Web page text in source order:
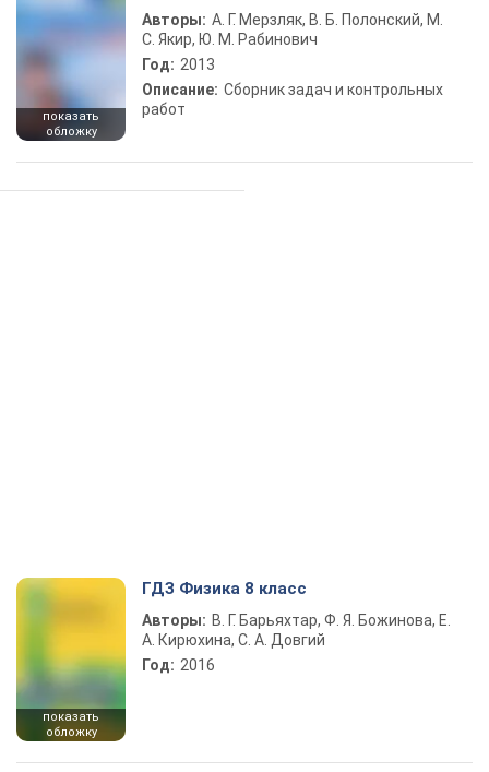
показать
обложку
Авторы: А. Г. Мерзляк, В. Б. Полонский, М.
С. Якир, Ю. М. Рабинович
Год: 2013
Описание: Сборник задач и контрольных
работ
показать
обложку
ГДЗ Физика 8 класс
Авторы: В. Г. Барьяхтар, Ф. Я. Божинова, Е.
А. Кирюхина, С. А. Довгий
Год: 2016